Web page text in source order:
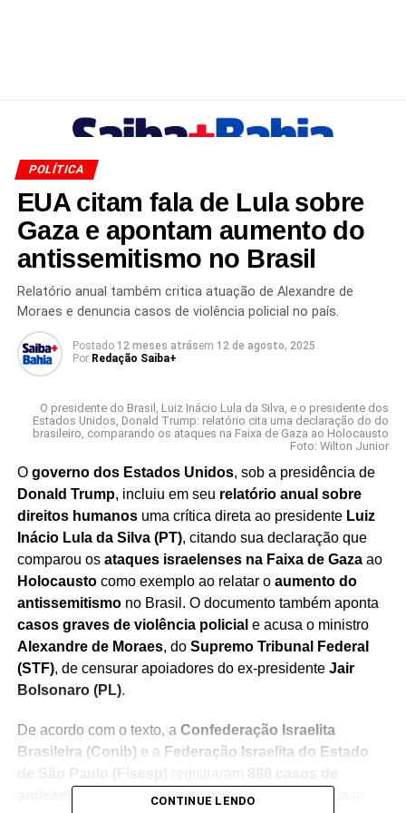
POLÍTICA
EUA citam fala de Lula sobre
Gaza e apontam aumento do
antissemitismo no Brasil
Relatório anual também critica atuação de Alexandre de
Moraes e denuncia casos de violência policial no país.
Postado 12 meses atrásem 12 de agosto, 2025
Por Redação Saiba+
O presidente do Brasil, Luiz Inácio Lula da Silva, e o presidente dos
Estados Unidos, Donald Trump: relatório cita uma declaração do do
brasileiro, comparando os ataques na Faixa de Gaza ao Holocausto
Foto: Wilton Junior
O governo dos Estados Unidos, sob a presidência de
Donald Trump, incluiu em seu relatório anual sobre
direitos humanosuma crítica direta ao presidente Luiz
Inácio Lula da Silva (PT), citando sua declaração que
comparou os ataques israelenses na Faixa de Gazaao
Holocaustocomo exemplo ao relatar o aumento do
antissemitismono Brasil. O documento também aponta
casos graves de violência policial e acusa o ministro
Alexandre de Moraes, do Supremo Tribunal Federal
(STF), de censurar apoiadores do ex-presidente Jair
Bolsonaro (PL).
De acordo com o texto, a Confederação Israelita
Brasileira (Conib) e a Federação Israelita do Estado
antissemitismo entre janeiro e maio de 2024
CONTINUE LENDO